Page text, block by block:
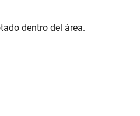
dentro del área.